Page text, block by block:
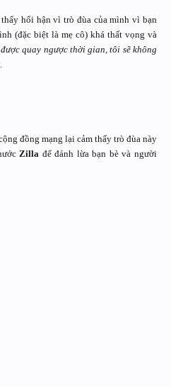
hối hận vì trò đùa của mình vì bạn
(đặc biệt là mẹ cô) khá thất vọng và
được quay ngược thời gian, tôi sẽ không
đồng mạng lại cảm thấy trò đùa này
Zilla để đánh lừa bạn bè và người